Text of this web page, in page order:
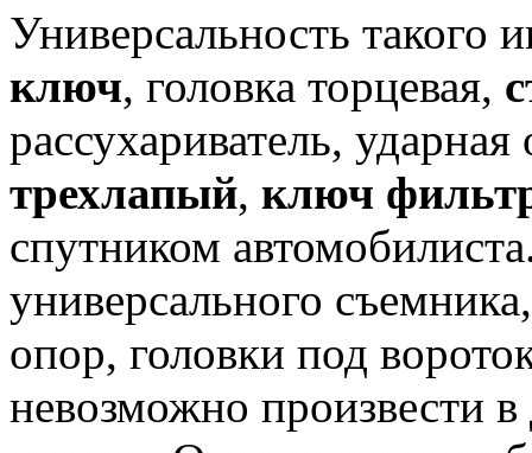
Универсальность такого
ключ, головка торцевая,
рассухариватель, ударная
трехлапый, ключ
спутником
универсального
опор, головки под
невозможно произвести